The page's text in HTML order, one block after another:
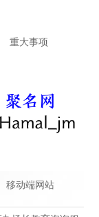
重大事项
移动端网站